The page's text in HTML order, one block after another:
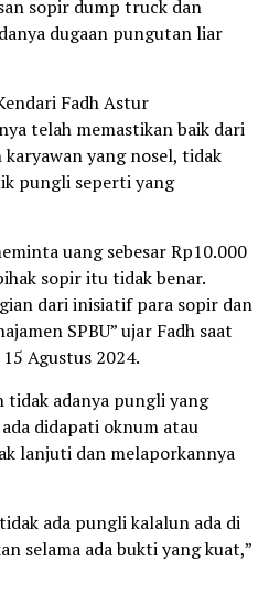
sopir dump truck dan
dugaan pungutan liar
Fadh Astur
telah memastikan baik dari
karyawan yang nosel, tidak
pungli seperti yang
uang sebesar Rp10.000
sopir itu tidak benar.
dari inisiatif para sopir dan
SPBU” ujar Fadh saat
Agustus 2024.
tidak adanya pungli yang
didapati oknum atau
lanjuti dan melaporkannya
ada pungli kalalun ada di
selama ada bukti yang kuat,”